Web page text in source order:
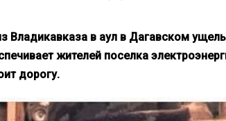
Владикавказа в аул в Дагавском
жителей поселка
дорогу.